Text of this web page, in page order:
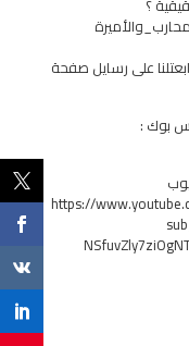
؟
على رسايل صفحة
بوك :
https://